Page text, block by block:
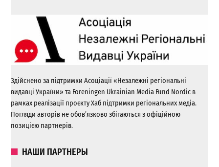
Здійснено за підтримки Асоціації «Незалежні регіональні
видавці України» та Foreningen Ukrainian Media Fund Nordic в
рамках реалізації проєкту Хаб підтримки регіональних медіа.
Погляди авторів не обов’язково збігаються з офіційною
позицією партнерів.
НАШИ ПАРТНЕРЫ